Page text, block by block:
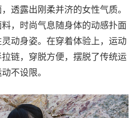
透露出刚柔并济的女性气质。
，时尚气息随身体的动感扑面
动身姿。在穿着体验上，运动
链，穿脱方便，摆脱了传统运
不设限。